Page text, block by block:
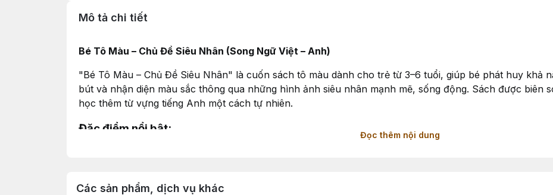
Mô tả chi tiết
Bé Tô Màu – Chủ Đề Siêu Nhân (Song Ngữ Việt – Anh)
"Bé Tô Màu – Chủ Đề Siêu Nhân" là cuốn sách tô màu dành cho trẻ từ 3–6 tuổi, giúp bé phát huy khả
bút và nhận diện màu sắc thông qua những hình ảnh siêu nhân mạnh mẽ, sống động. Sách được biên
học thêm từ vựng tiếng Anh một cách tự nhiên.
Đặc điểm nổi bật: Đọc thêm nội dung
Các sản phẩm, dịch vụ khác